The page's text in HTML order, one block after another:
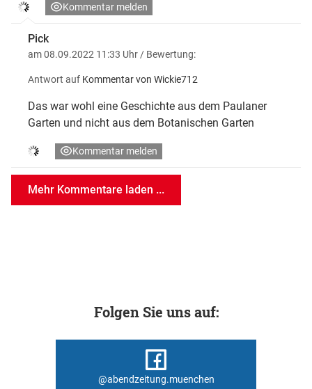
Kommentar melden
Pick
am 08.09.2022 11:33 Uhr / Bewertung:
Antwort auf Kommentar von Wickie712
Das war wohl eine Geschichte aus dem Paulaner
Garten und nicht aus dem Botanischen Garten
Kommentar melden
Mehr Kommentare laden ...
Folgen Sie uns auf:
@abendzeitung.muenchen